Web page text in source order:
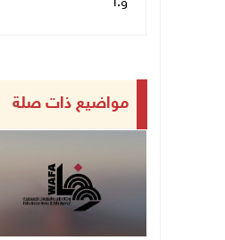
مواضيع ذات صلة